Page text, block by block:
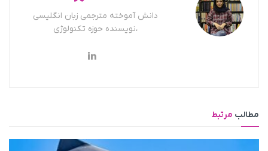
دانش آموخته مترجمی زبان انگلیسی
،نویسنده حوزه تکنولوژی
مطالب مرتبط